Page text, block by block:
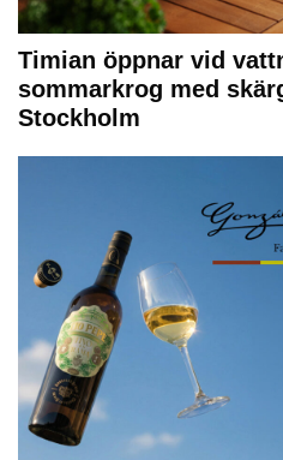
Timian öppnar vid
sommarkrog med
Stockholm